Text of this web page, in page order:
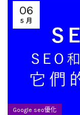
06
5 月
Google seo優化